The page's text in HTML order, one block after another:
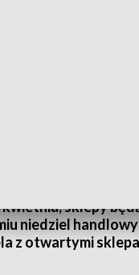
kwietnia, sklepy
niedziel
z otwartymi